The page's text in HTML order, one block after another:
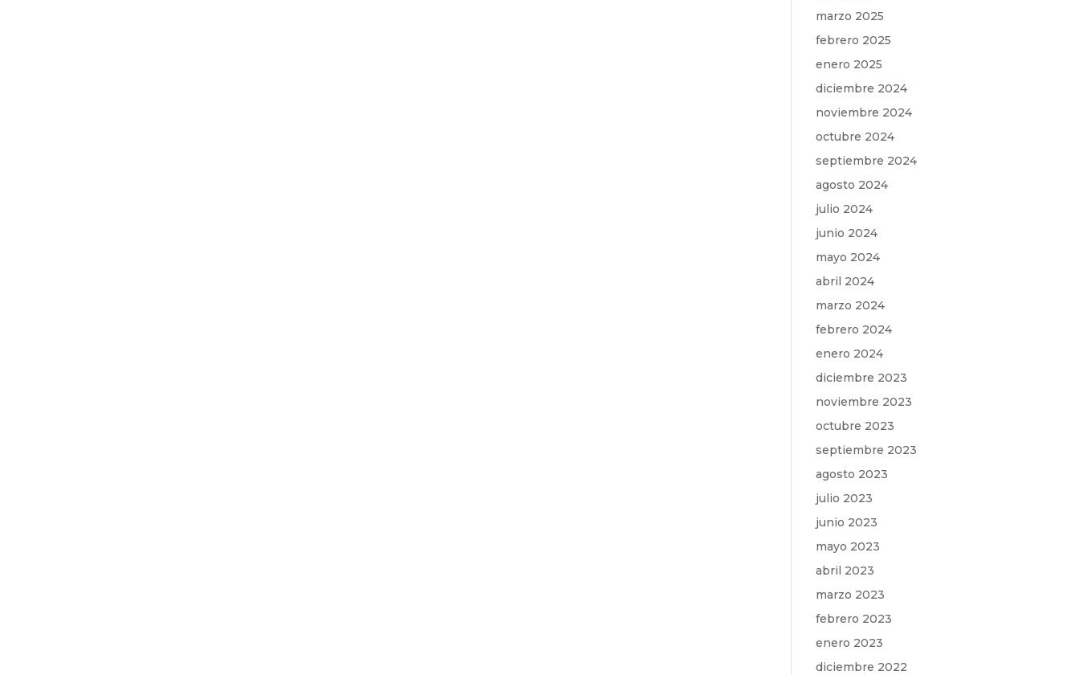
marzo 2025
febrero 2025
enero 2025
diciembre 2024
noviembre 2024
octubre 2024
septiembre 2024
agosto 2024
julio 2024
junio 2024
mayo 2024
abril 2024
marzo 2024
febrero 2024
enero 2024
diciembre 2023
noviembre 2023
octubre 2023
septiembre 2023
agosto 2023
julio 2023
junio 2023
mayo 2023
abril 2023
marzo 2023
febrero 2023
enero 2023
diciembre 2022